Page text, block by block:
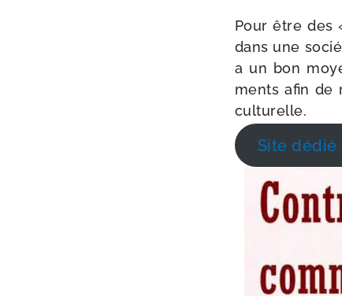
Pour être des
dans une
a un bon
ments afin de
culturelle.
Site dédié